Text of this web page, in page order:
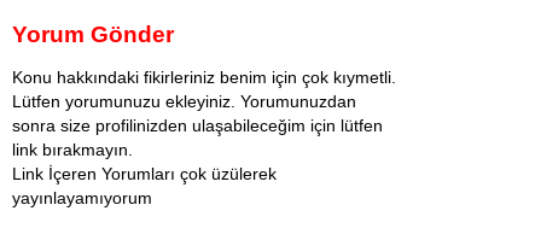
Yorum Gönder
Konu hakkındaki fikirleriniz benim için çok kıymetli.
Lütfen yorumunuzu ekleyiniz. Yorumunuzdan
sonra size profilinizden ulaşabileceğim için lütfen
link bırakmayın.
Link İçeren Yorumları çok üzülerek
yayınlayamıyorum